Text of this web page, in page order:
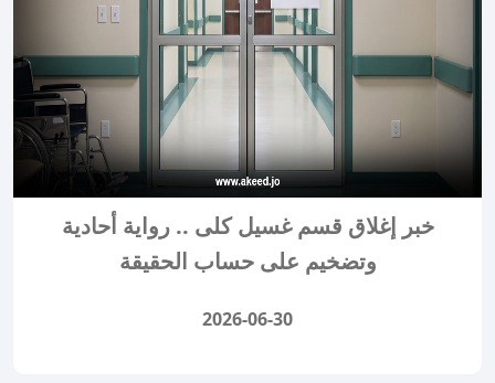
خبر إغلاق قسم غسيل كلى .. رواية أحادية
وتضخيم على حساب الحقيقة
2026-06-30